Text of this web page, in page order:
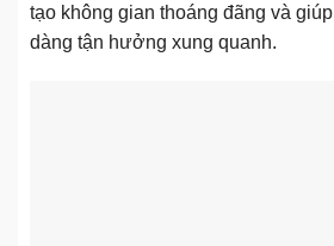
tạo không gian thoáng đãng và
dàng tận hưởng xung quanh.